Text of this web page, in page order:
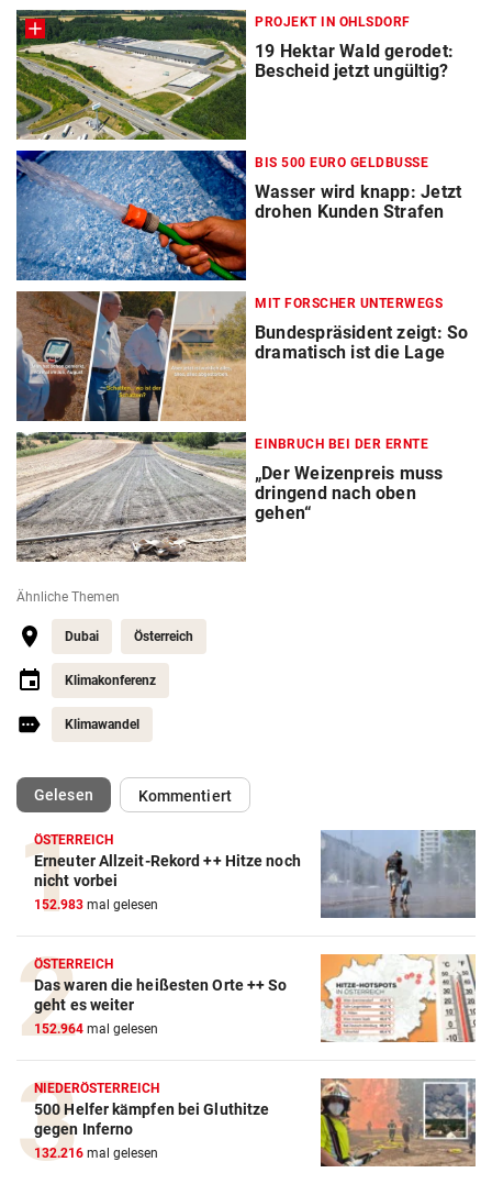
PROJEKT IN OHLSDORF
19 Hektar Wald gerodet:
Bescheid jetzt ungültig?
BIS 500 EURO GELDBUSSE
Wasser wird knapp: Jetzt
drohen Kunden Strafen
MIT FORSCHER UNTERWEGS
Bundespräsident zeigt: So
dramatisch ist die Lage
EINBRUCH BEI DER ERNTE
„Der Weizenpreis muss
dringend nach oben
gehen“
Ähnliche Themen
Dubai Österreich
Klimakonferenz
Klimawandel
Gelesen(ausgewählt)Kommentiert
ÖSTERREICH
Erneuter Allzeit-Rekord ++ Hitze noch
nicht vorbei
152.983 mal gelesen
ÖSTERREICH
Das waren die heißesten Orte ++ So
geht es weiter
152.964 mal gelesen
NIEDERÖSTERREICH
500 Helfer kämpfen bei Gluthitze
gegen Inferno
132.216 mal gelesen